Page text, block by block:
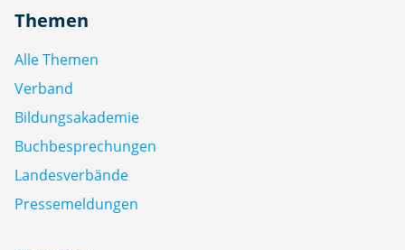
Themen
Alle Themen
Verband
Bildungsakademie
Buchbesprechungen
Landesverbände
Pressemeldungen